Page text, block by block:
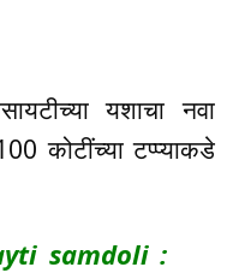
यशाचा नवा
कोटींच्या टप्प्याकडे
samdoli :